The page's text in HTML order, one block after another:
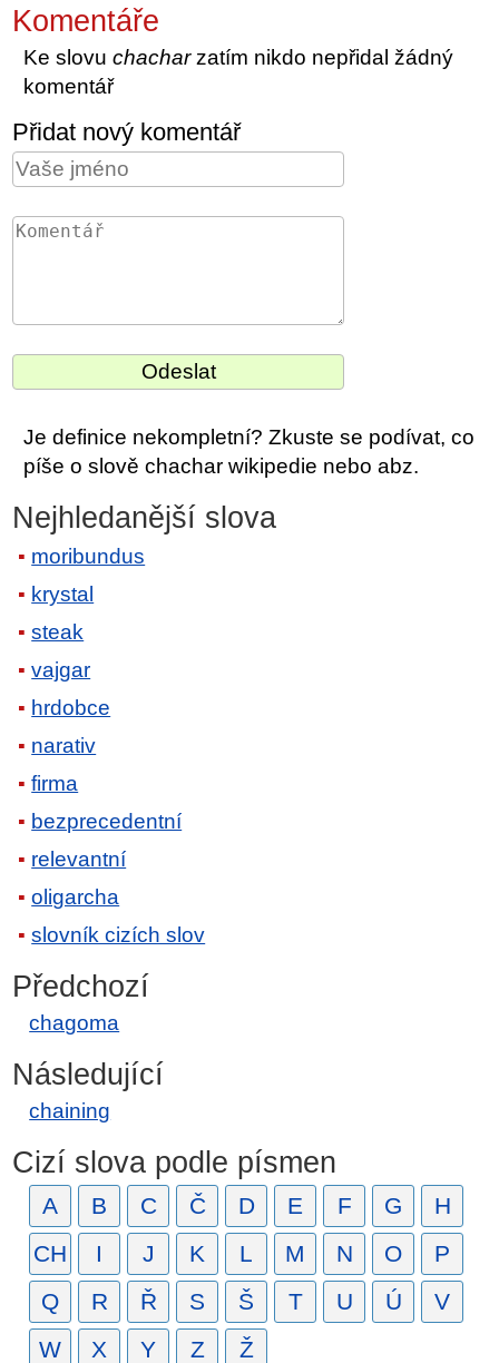
Komentáře
Ke slovuchacharzatím nikdo nepřidal žádný
komentář
Přidat nový komentář
Je definice nekompletní? Zkuste se podívat, co
píše o slově chachar wikipedie nebo abz.
Nejhledanější slova
moribundus
krystal
steak
vajgar
hrdobce
narativ
firma
bezprecedentní
relevantní
oligarcha
slovník cizích slov
Předchozí
chagoma
Následující
chaining
Cizí slova podle písmen
A B C Č D E F G
H
CH
I J K L M N O
P
Q
R Ř S Š T U Ú
V
W
X Y Z Ž